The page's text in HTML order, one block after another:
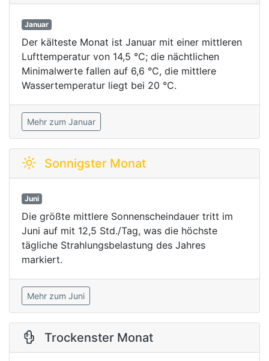
Januar
Der kälteste Monat ist Januar mit einer mittleren
Lufttemperatur von 14,5 °C; die nächtlichen
Minimalwerte fallen auf 6,6 °C, die mittlere
Wassertemperatur liegt bei 20 °C.
Mehr zum Januar
Sonnigster Monat
Juni
Die größte mittlere Sonnenscheindauer tritt im
Juni auf mit 12,5 Std./Tag, was die höchste
tägliche Strahlungsbelastung des Jahres
markiert.
Mehr zum Juni
Trockenster Monat